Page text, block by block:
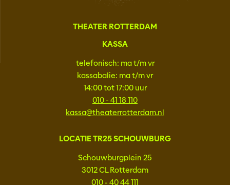
THEATER ROTTERDAM
KASSA
telefonisch: ma t/m vr
kassabalie: ma t/m vr
14:00 tot 17:00 uur
010 - 41 18 110
kassa@theaterrotterdam.nl
LOCATIE TR25 SCHOUWBURG
Schouwburgplein 25
3012 CL Rotterdam
010 - 40 44 111